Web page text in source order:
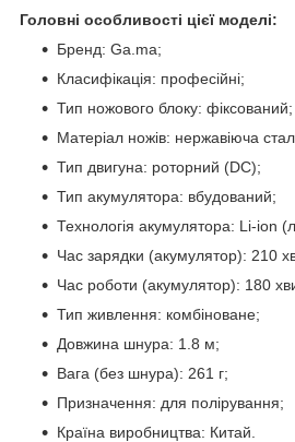
Головні особливості цієї моделі:
Бренд: Ga.ma;
Класифікація: професійні;
Тип ножового блоку: фіксований;
Матеріал ножів: нержавіюча
Тип двигуна: роторний (DC);
Тип акумулятора: вбудований;
Технологія акумулятора: Li-ion
Час зарядки (акумулятор): 210
Час роботи (акумулятор): 180
Тип живлення: комбіноване;
Довжина шнура: 1.8 м;
Вага (без шнура): 261 г;
Призначення: для полірування;
Країна виробництва: Китай.